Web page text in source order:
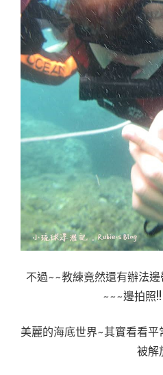
不過~~教練竟然還有辦法
~~~邊拍照
美麗的海底世界~其實看看
被解